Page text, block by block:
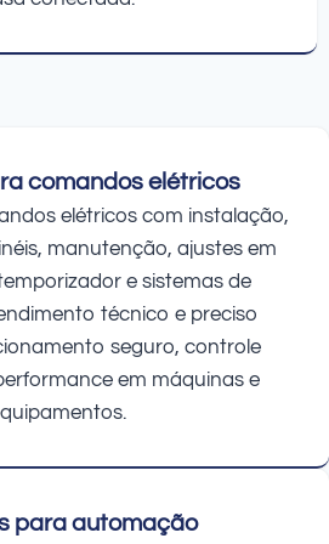
comandos elétricos
elétricos com instalação,
manutenção, ajustes em
e sistemas de
técnico e preciso
seguro, controle
em máquinas e
para automação